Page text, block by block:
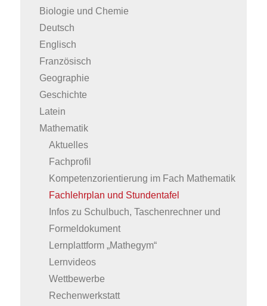
Biologie und Chemie
Deutsch
Englisch
Französisch
Geographie
Geschichte
Latein
Mathematik
Aktuelles
Fachprofil
Kompetenzorientierung im Fach Mathematik
Fachlehrplan und Stundentafel
Infos zu Schulbuch, Taschenrechner und
Formeldokument
Lernplattform „Mathegym“
Lernvideos
Wettbewerbe
Rechenwerkstatt